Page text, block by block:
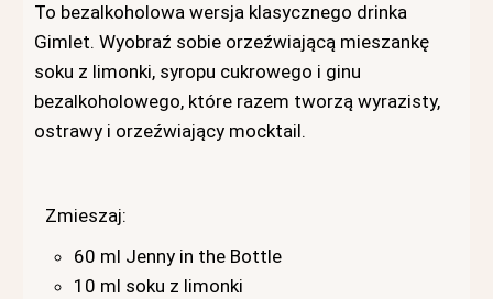
To bezalkoholowa wersja klasycznego drinka
Gimlet. Wyobraź sobie orzeźwiającą mieszankę
soku z limonki, syropu cukrowego i ginu
bezalkoholowego, które razem tworzą wyrazisty,
ostrawy i orzeźwiający mocktail.
Zmieszaj:
60 ml Jenny in the Bottle
10 ml soku z limonki